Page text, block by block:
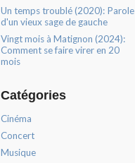
Un temps troublé (2020): Parole
d'un vieux sage de gauche
Vingt mois à Matignon (2024):
Comment se faire virer en 20
mois
Catégories
Cinéma
Concert
Musique